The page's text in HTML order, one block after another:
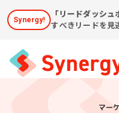
Synergy!
「リードダッシュ
すべきリードを見
マー